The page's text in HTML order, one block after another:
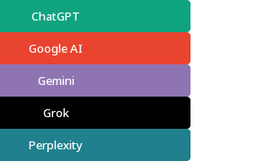
ChatGPT
Google AI
Gemini
Grok
Perplexity